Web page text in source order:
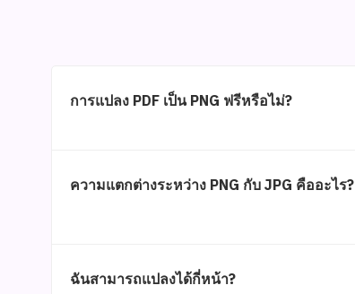
การแปลง PDF เป็น PNG ฟรีหรือไม่?
ความแตกต่างระหว่าง PNG กับ JPG คืออะไร?
ฉันสามารถแปลงได้กี่หน้า?